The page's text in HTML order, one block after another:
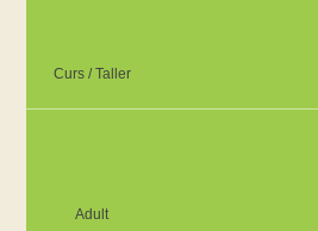
Curs / Taller
Adult